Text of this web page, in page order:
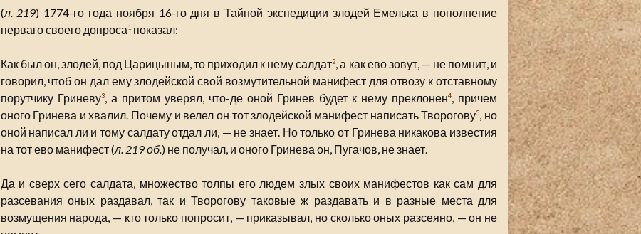
(л. 219) 1774-го года ноября 16-го дня в Тайной экспедиции злодей Емелька в пополнение
перваго своего допроса1показал:
Как был он, злодей, под Царицыным, то приходил к нему салдат2, а как ево зовут, — не помнит, и
говорил, чтоб он дал ему злодейской свой возмутительной манифест для отвозу к отставному
порутчику Гриневу3, а притом уверял, что-де оной Гринев будет к нему преклонен4, причем
оного Гринева и хвалил. Почему и велел он тот злодейской манифест написать Творогову5, но
оной написал ли и тому салдату отдал ли, — не знает. Но только от Гринева никакова известия
на тот ево манифест (л. 219 об.) не получал, и оного Гринева он, Пугачов, не знает.
Да и сверх сего салдата, множество толпы его людем злых своих манифестов как сам для
разсевания оных раздавал, так и Творогову таковые ж раздавать и в разные места для
возмущения народа, — кто только попросит, — приказывал, но сколько оных разсеяно, — он не